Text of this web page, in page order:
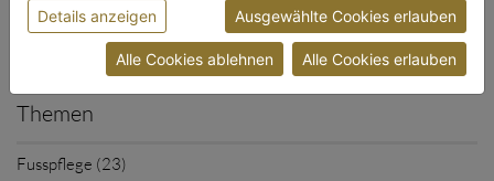
Weniger Druck, mehr Komfort für unsere Füße
Themen
Fusspflege (23)
Datenschutzerklärung
bzw. imImpressum
Details anzeigen Ausgewählte Cookies erlauben
Alle Cookies ablehnen Alle Cookies erlauben